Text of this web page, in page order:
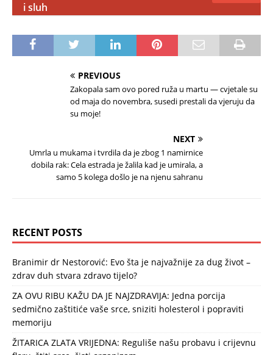
i sluh
PREVIOUS
Zakopala sam ovo pored ruža u martu — cvjetale su
od maja do novembra, susedi prestali da vjeruju da
su moje!
NEXT
Umrla u mukama i tvrdila da je zbog 1 namirnice
dobila rak: Cela estrada je žalila kad je umirala, a
samo 5 kolega došlo je na njenu sahranu
RECENT POSTS
Branimir dr Nestorović: Evo šta je najvažnije za dug život –
zdrav duh stvara zdravo tijelo?
ZA OVU RIBU KAŽU DA JE NAJZDRAVIJA: Jedna porcija
sedmično zaštitiće vaše srce, sniziti holesterol i popraviti
memoriju
ŽITARICA ZLATA VRIJEDNA: Reguliše našu probavu i crijevnu